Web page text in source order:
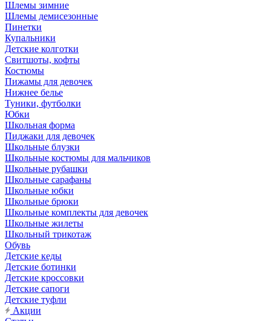
Шлемы зимние
Шлемы демисезонные
Пинетки
Купальники
Детские колготки
Свитшоты, кофты
Костюмы
Пижамы для девочек
Нижнее белье
Туники, футболки
Юбки
Школьная форма
Пиджаки для девочек
Школьные блузки
Школьные костюмы для мальчиков
Школьные рубашки
Школьные сарафаны
Школьные юбки
Школьные брюки
Школьные комплекты для девочек
Школьные жилеты
Школьный трикотаж
Обувь
Детские кеды
Детские ботинки
Детские кроссовки
Детские сапоги
Детские туфли
Акции